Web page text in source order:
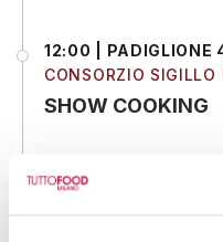
12:00 | PADIGLIONE
CONSORZIO SIGILLO
SHOW COOKING
12:00 | PADIGLIONE
CIA - AGRICOLTORI